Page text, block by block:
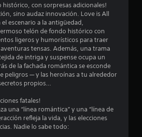
l
s
d
e
i
histórico, con sorpresas adicionales!
sino audaz innovación. Love is All
escenario a la antigüedad,
telón de fondo histórico con
ligeros y humorísticos para traer
tensas. Además, una trama
de intriga y suspense ocupa un
de la fachada romántica se esconde
peligros — y las heroínas a tu alrededor
propios…
fatales!
una “línea romántica” y una “línea de
refleja la vida, y las elecciones
Nadie lo sabe todo: